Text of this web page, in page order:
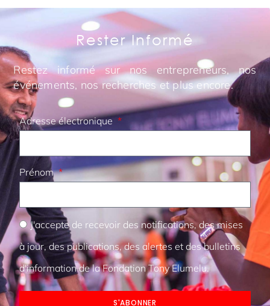
Rester Informé
Restez informé sur nos entrepreneurs, nos
événements, nos recherches et plus encore.
Adresse électronique
Prénom
J'accepte de recevoir des notifications, des mises
à jour, des publications, des alertes et des bulletins
d'information de la Fondation Tony Elumelu.
S'ABONNER